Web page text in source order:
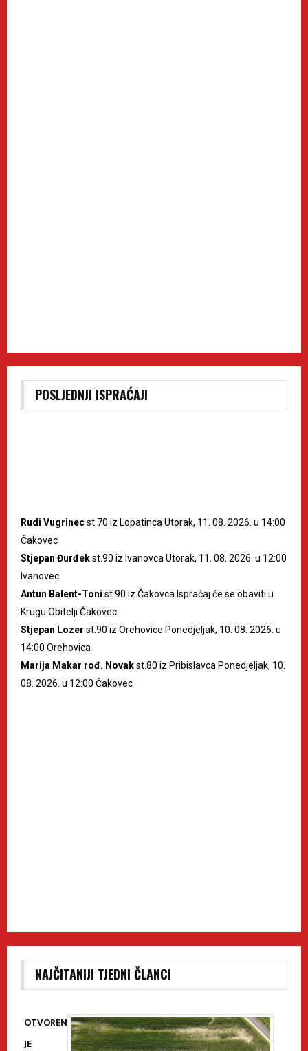
POSLJEDNJI ISPRAĆAJI
Rudi Vugrinecst.70 iz Lopatinca Utorak, 11. 08. 2026. u 14:00
Čakovec
Stjepan Đurđekst.90 iz Ivanovca Utorak, 11. 08. 2026. u 12:00
Ivanovec
Antun Balent-Toni st.90 iz Čakovca Ispraćaj će se obaviti u
Krugu Obitelji Čakovec
Stjepan Lozer st.90 iz Orehovice Ponedjeljak, 10. 08. 2026. u
14:00 Orehovica
Marija Makar rođ. Novakst.80 iz Pribislavca Ponedjeljak, 10.
08. 2026. u 12:00 Čakovec
NAJČITANIJI TJEDNI ČLANCI
OTVOREN
JE